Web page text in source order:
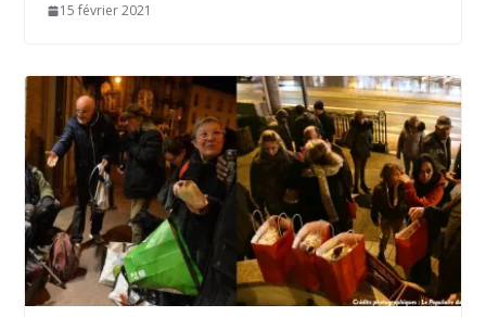
15 février 2021